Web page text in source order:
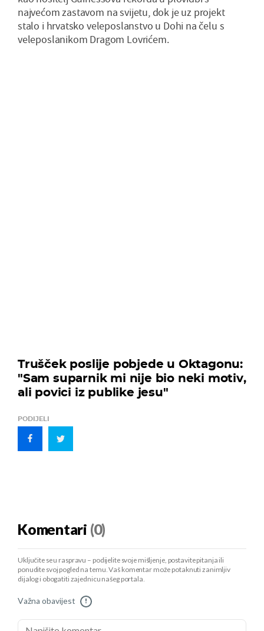
najvećom zastavom na svijetu, dok je uz projekt
stalo i hrvatsko veleposlanstvo u Dohi na čelu s
veleposlanikom Dragom Lovrićem.
Trušček poslije pobjede u Oktagonu:
"Sam suparnik mi nije bio neki motiv,
ali povici iz publike jesu"
PODIJELI
Komentari (0)
Uključite se u raspravu – podijelite svoje mišljenje, postavite pitanja ili
ponudite svoj pogled na temu. Vaš komentar može potaknuti zanimljiv
dijalog i obogatiti zajednicu našeg portala.
Važna obavijest !